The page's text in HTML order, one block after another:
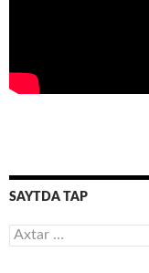
SAYTDA TAP
Axtarış: